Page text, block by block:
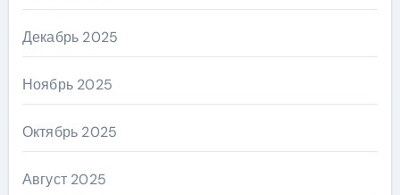
Декабрь 2025
Ноябрь 2025
Октябрь 2025
Август 2025